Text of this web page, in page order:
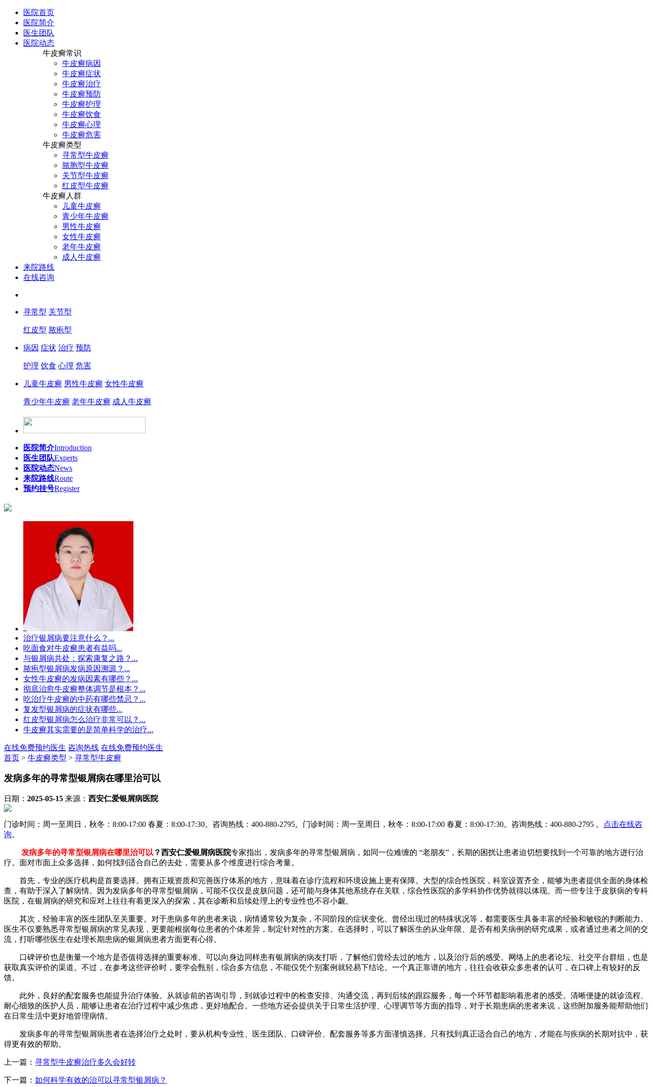
医院首页
医院简介
医生团队
医院动态
牛皮癣常识
牛皮癣病因
牛皮癣症状
牛皮癣治疗
牛皮癣预防
牛皮癣护理
牛皮癣饮食
牛皮癣心理
牛皮癣危害
牛皮癣类型
寻常型牛皮癣
脓胞型牛皮癣
关节型牛皮癣
红皮型牛皮癣
牛皮癣人群
儿童牛皮癣
青少年牛皮癣
男性牛皮癣
女性牛皮癣
老年牛皮癣
成人牛皮癣
来院路线
在线咨询
寻常型 关节型
红皮型 脓疱型
病因 症状 治疗 预防
护理 饮食 心理 危害
儿童牛皮癣 男性牛皮癣 女性牛皮癣
青少年牛皮癣 老年牛皮癣 成人牛皮癣
医院简介Introduction
医生团队Experts
医院动态News
来院路线Route
预约挂号Register
治疗银屑病要注意什么​？...
吃面食对牛皮癣患者有益吗​...
与银屑病共处：探索康复之路​？...
脓疱型银屑病发病原因溯源​？...
女性牛皮癣的发病因素有哪些​？...
彻底治愈牛皮癣整体调节是根本​？...
吃治疗牛皮癣的中药有哪些禁忌​？​...
复发型银屑病的症状有哪些​...
红皮型银屑病怎么治疗非常可以​？...
牛皮癣其实需要的是简单科学的治疗...
在线免费预约医生 咨询热线 在线免费预约医生
首页 > 牛皮癣类型 > 寻常型牛皮癣
发病多年的寻常型银屑病在哪里治可以​
日期： 2025-05-15 来源： 西安仁爱银屑病医院
门诊时间：周一至周日，秋冬：8:00-17:00 春夏：8:00-17:30。咨询热线：400-880-2795。门诊时间：周一至周日，秋冬：8:00-17:00 春夏：8:00-17:30。咨询热线：400-880-2795 。
点击在线咨
询。
发病多年的寻常型银屑病在哪里治可以​ ？西安仁爱银屑病医院专家指出，发病多年的寻常型银屑病，如同一位难缠的 “老朋友”，长期的困扰让患者迫切想要找到一个可靠的地方进行治
疗。面对市面上众多选择，如何找到适合自己的去处，需要从多个维度进行综合考量。​
首先，专业的医疗机构是首要选择。拥有正规资质和完善医疗体系的地方，意味着在诊疗流程和环境设施上更有保障。大型的综合性医院，科室设置齐全，能够为患者提供全面的身体检
查，有助于深入了解病情。因为发病多年的寻常型银屑病，可能不仅仅是皮肤问题，还可能与身体其他系统存在关联，综合性医院的多学科协作优势就得以体现。而一些专注于皮肤病的专科
医院，在银屑病的研究和应对上往往有着更深入的探索，其在诊断和后续处理上的专业性也不容小觑。​
其次，经验丰富的医生团队至关重要。对于患病多年的患者来说，病情通常较为复杂，不同阶段的症状变化、曾经出现过的特殊状况等，都需要医生具备丰富的经验和敏锐的判断能力。
医生不仅要熟悉寻常型银屑病的常见表现，更要能根据每位患者的个体差异，制定针对性的方案。在选择时，可以了解医生的从业年限、是否有相关病例的研究成果，或者通过患者之间的交
流，打听哪些医生在处理长期患病的银屑病患者方面更有心得。​
口碑评价也是衡量一个地方是否值得选择的重要标准。可以向身边同样患有银屑病的病友打听，了解他们曾经去过的地方，以及治疗后的感受。网络上的患者论坛、社交平台群组，也是
获取真实评价的渠道。不过，在参考这些评价时，要学会甄别，综合多方信息，不能仅凭个别案例就轻易下结论。一个真正靠谱的地方，往往会收获众多患者的认可，在口碑上有较好的反
馈。​
此外，良好的配套服务也能提升治疗体验。从就诊前的咨询引导，到就诊过程中的检查安排、沟通交流，再到后续的跟踪服务，每一个环节都影响着患者的感受。清晰便捷的就诊流程、
耐心细致的医护人员，能够让患者在治疗过程中减少焦虑，更好地配合。一些地方还会提供关于日常生活护理、心理调节等方面的指导，对于长期患病的患者来说，这些附加服务能帮助他们
在日常生活中更好地管理病情。​
发病多年的寻常型银屑病患者在选择治疗之处时，要从机构专业性、医生团队、口碑评价、配套服务等多方面谨慎选择。只有找到真正适合自己的地方，才能在与疾病的长期对抗中，获
得更有效的帮助。
上一篇： 寻常型牛皮癣治疗多久会好转
下一篇： 如何科学有效的治可以寻常型银屑病​？​​